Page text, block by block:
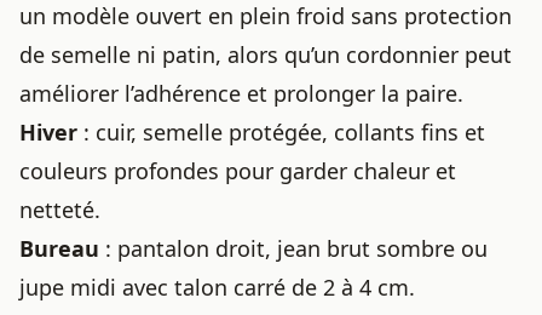
un modèle ouvert en plein froid sans protection
de semelle ni patin, alors qu’un cordonnier peut
améliorer l’adhérence et prolonger la paire.
Hiver : cuir, semelle protégée, collants fins et
couleurs profondes pour garder chaleur et
netteté.
Bureau : pantalon droit, jean brut sombre ou
jupe midi avec talon carré de 2 à 4 cm.